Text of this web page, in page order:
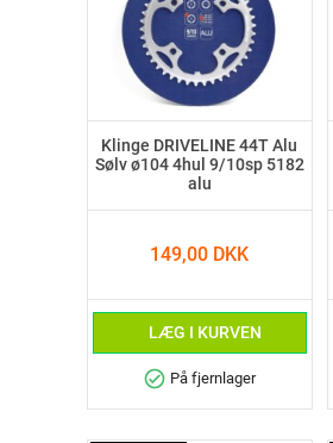
Klinge DRIVELINE 44T Alu
Sølv ø104 4hul 9/10sp 5182
alu
149,00 DKK
LÆG I KURVEN
check_circle På fjernlager